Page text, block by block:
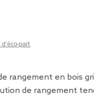
d’éco-part
rangement en bois
de rangement